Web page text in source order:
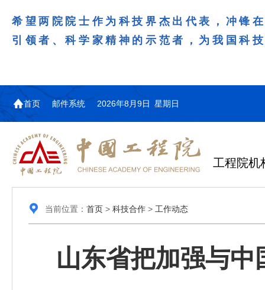
希望两院院士作为科技界杰出代表，冲锋
引领者、科学家精神的示范者，为我国科
首页 邮件系统 2026年8月9日 星期日
工程院机
当前位置： 首页> 科技合作> 工作动态
山东省把加强与